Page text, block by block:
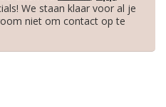
We staan klaar voor al je
niet om contact op te